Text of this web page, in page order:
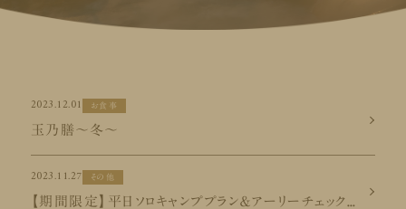
2023.12.01 お食事
玉乃膳～冬～
2023.11.27 その他
【期間限定】平日ソロキャンププラン＆アーリーチェックイン12/1スタート！